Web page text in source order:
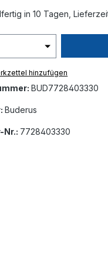
in 10 Tagen,
hinzufügen
BUD7728403330
Buderus
Nr.: 7728403330